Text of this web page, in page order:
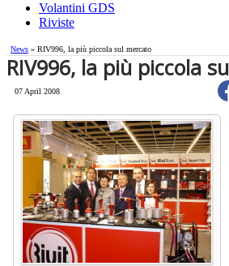
Volantini GDS
Riviste
News » RIV996, la più piccola sul mercato
RIV996, la più piccola
07 April 2008